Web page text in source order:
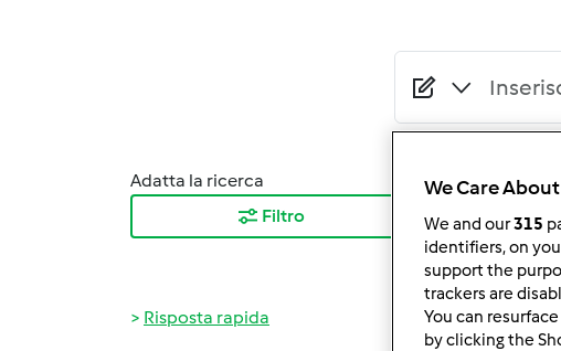
Adatta la ricerca
Filtro
Ordina per:
I risultati più
Risposta rapida
We Care
We and our315
identifiers, on
support the
trackers are
You can
by clicking the